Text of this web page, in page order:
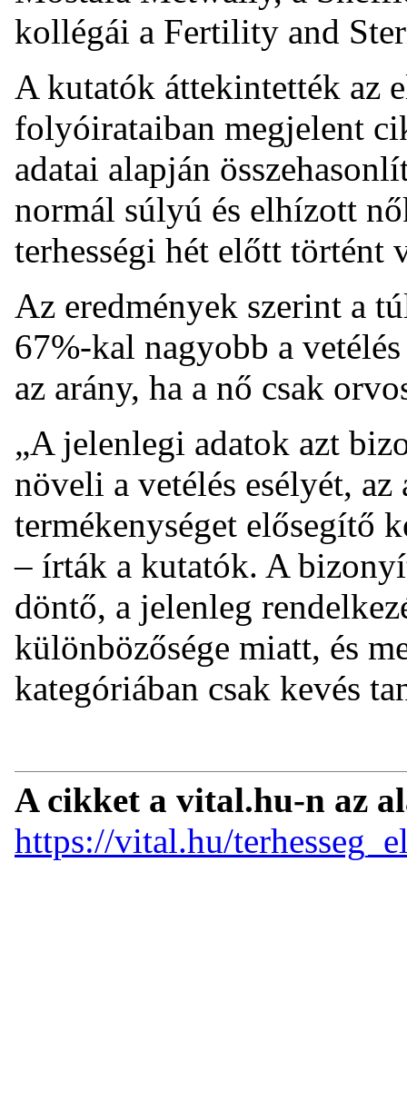
kollégái a Fertility and
A kutatók áttekintették az
folyóirataiban megjelent
adatai alapján
normál súlyú és elhízott
terhességi hét előtt történt
Az eredmények szerint a
67%-kal nagyobb a
az arány, ha a nő csak
„A jelenlegi adatok azt
növeli a vetélés esélyét, az
termékenységet elősegítő
– írták a kutatók. A
döntő, a jelenleg
különbözősége miatt, és
kategóriában csak kevés
A cikket a vital.hu-n az
https://vital.hu/